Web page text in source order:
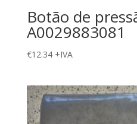
Botão de
A0029883081
€12.34 +IVA